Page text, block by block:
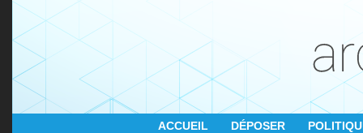
ACCUEIL DÉPOSER